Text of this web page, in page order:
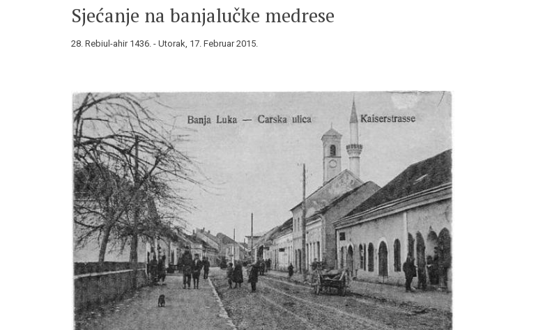
Sjećanje na banjalučke medrese
28. Rebiul-ahir 1436. - Utorak, 17. Februar 2015.